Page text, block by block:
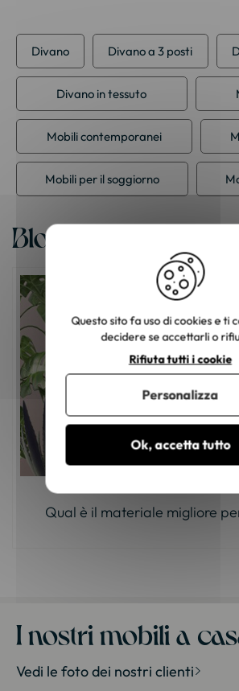
Divano Divano a 3 posti
Divano in tessuto
Mobili contemporanei
Mobili per il soggiorno
Blog
Qual è il materiale migliore
I nostri mobili a
Vedi le foto dei nostri clienti
Questo sito fa uso di cookies e ti
decidere se accettarli o
Ok, accetta tutto
Rifiuta tutti i cookie
Personalizza